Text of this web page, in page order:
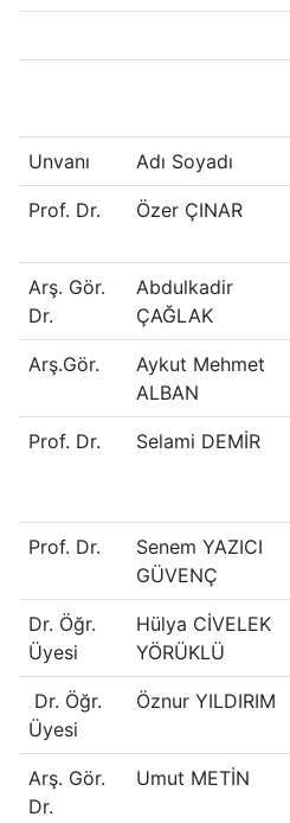
Unvanı Adı Soyadı
Prof. Dr. Özer ÇINAR
Arş. Gör.
Dr.
Abdulkadir
ÇAĞLAK
Arş.Gör.
Aykut Mehmet
ALBAN
Prof. Dr. Selami DEMİR
Prof. Dr.
Senem YAZICI
GÜVENÇ
Dr. Öğr.
Üyesi
Hülya CİVELEK
YÖRÜKLÜ
Dr. Öğr.
Üyesi
Öznur YILDIRIM
Arş. Gör.
Dr.
Umut METİN